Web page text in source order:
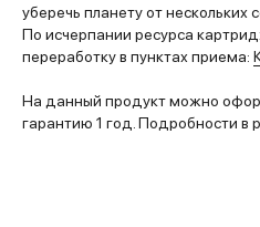
уберечь планету от нескольких
По исчерпании ресурса
переработку в пунктах приема:
На данный продукт можно
гарантию 1 год. Подробности в